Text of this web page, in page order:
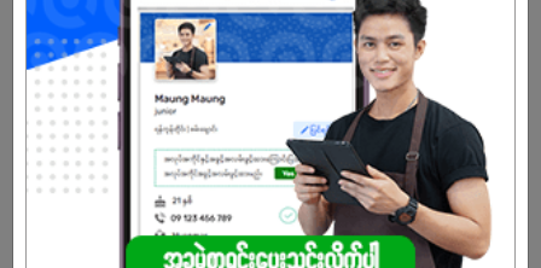
Already Expired
Don't have an account?
REGISTER NOW!